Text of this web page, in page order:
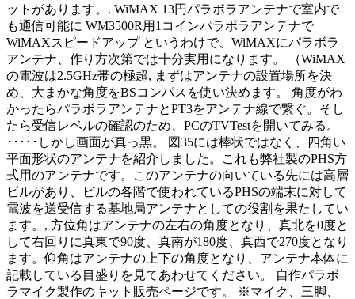
ットがあります。. WiMAX 13円パラボラアンテナで室内で
も通信可能に WM3500R用1コインパラボラアンテナで
WiMAXスピードアップ というわけで、WiMAXにパラボラ
アンテナ、作り方次第では十分実用になります。 （WiMAX
の電波は2.5GHz帯の極超, まずはアンテナの設置場所を決
め、大まかな角度をBSコンパスを使い決めます。 角度がわ
かったらパラボラアンテナとPT3をアンテナ線で繋ぐ。そし
たら受信レベルの確認のため、PCのTVTestを開いてみる。
･････しかし画面が真っ黒。 図35には棒状ではなく、四角い
平面形状のアンテナを紹介しました。これも弊社製のPHS方
式用のアンテナです。このアンテナの向いている先には高層
ビルがあり、ビルの各階で使われているPHSの端末に対して
電波を送受信する基地局アンテナとしての役割を果たしてい
ます。, 方位角はアンテナの左右の角度となり、真北を0度と
して右回りに真東で90度、真南が180度、真西で270度となり
ます。仰角はアンテナの上下の角度となり、アンテナ本体に
記載している目盛りを見てあわせてください。 自作パラボ
ラマイク製作のキット販売ページです。 ※マイク、三脚、